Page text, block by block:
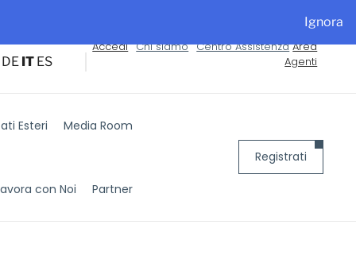
Ignora
DE IT ES
Accedi Chi siamo Centro Assistenza Area
Agenti
Esteri Media Room
con Noi Partner
Registrati